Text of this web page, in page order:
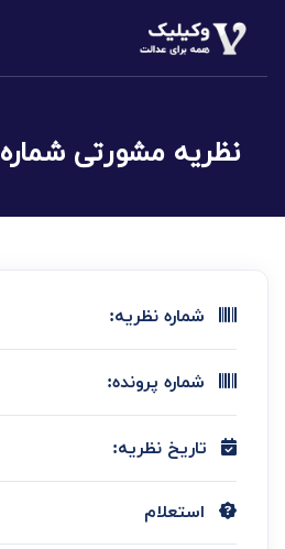
نظریه مشورتی شماره 7/95/1709
شماره نظریه:
شماره پرونده:
تاریخ نظریه:
استعلام